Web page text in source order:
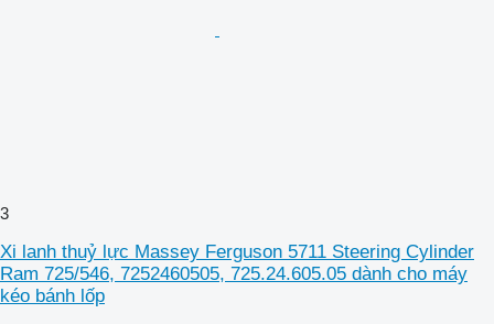
3
Xi lanh thuỷ lực Massey Ferguson 5711 Steering Cylinder
Ram 725/546, 7252460505, 725.24.605.05 dành cho máy
kéo bánh lốp